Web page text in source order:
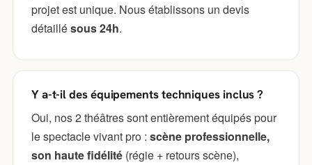
projet est unique. Nous établissons un devis
détaillésous 24h.
Y a-t-il des équipements techniques inclus ?
Oui, nos 2 théâtres sont entièrement équipés pour
le spectacle vivant pro : scène professionnelle,
son haute fidélité(régie + retours scène),